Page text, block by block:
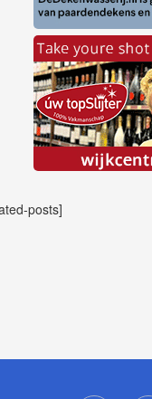
posts]